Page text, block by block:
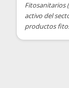
Fitosanitarios
activo del
productos